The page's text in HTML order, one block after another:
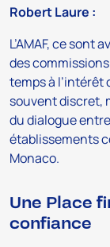
Robert Laure :
L’AMAF, ce
des
temps à l’intérêt
souvent discret,
du dialogue
établissements
Monaco.
Une Place
confiance